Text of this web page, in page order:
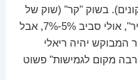
בשוק "קר" (שוק של
קונים), מקובל להשאיר קצת יותר "אוויר", אולי סביב 5%-7%, אבל
יהיה ריאלי
מקום לגמישות" פשוט